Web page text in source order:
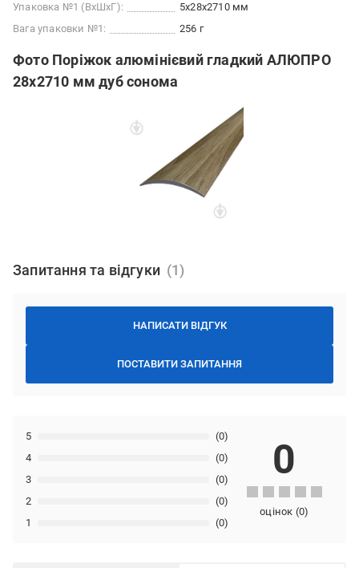
Упаковка №1 (ВхШхГ):
5x28x2710 мм
Вага упаковки №1:
256 г
Фото Поріжок алюмінієвий гладкий АЛЮПРО
28х2710 мм дуб сонома
Запитання та відгуки
НАПИСАТИ ВІДГУК
ПОСТАВИТИ ЗАПИТАННЯ
1 (0)
2 (0)
3 (0)
4 (0)
5 (0)
0
оцінок (0)